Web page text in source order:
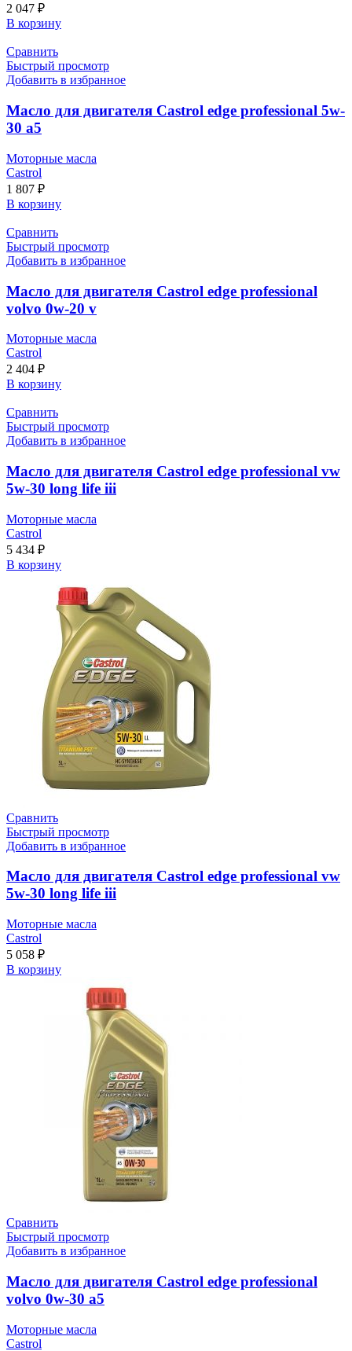
2 047 ₽
В корзину
Сравнить
Быстрый просмотр
Добавить в избранное
Масло для двигателя Castrol edge professional 5w-
30 a5
Моторные масла
Castrol
1 807 ₽
В корзину
Сравнить
Быстрый просмотр
Добавить в избранное
Масло для двигателя Castrol edge professional
volvo 0w-20 v
Моторные масла
Castrol
2 404 ₽
В корзину
Сравнить
Быстрый просмотр
Добавить в избранное
Масло для двигателя Castrol edge professional vw
5w-30 long life iii
Моторные масла
Castrol
5 434 ₽
В корзину
Сравнить
Быстрый просмотр
Добавить в избранное
Масло для двигателя Castrol edge professional vw
5w-30 long life iii
Моторные масла
Castrol
5 058 ₽
В корзину
Сравнить
Быстрый просмотр
Добавить в избранное
Масло для двигателя Castrol edge professional
volvo 0w-30 a5
Моторные масла
Castrol